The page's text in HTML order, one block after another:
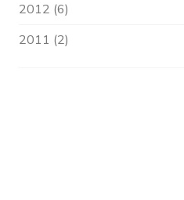
2012 (6)
2011 (2)